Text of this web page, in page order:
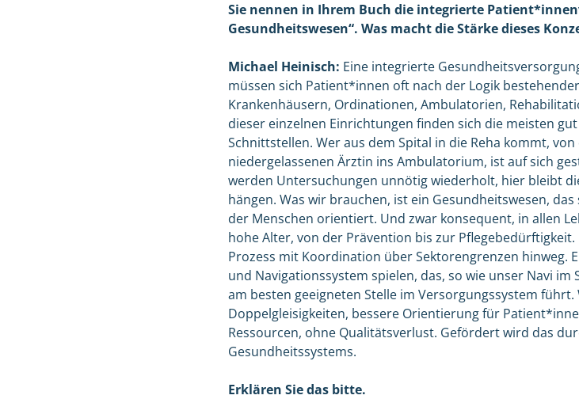
Sie nennen in Ihrem Buch die integrierte
Gesundheitswesen“. Was macht die Stärke dieses
Michael Heinisch: Eine integrierte
müssen sich Patient*innen oft nach der Logik
Krankenhäusern, Ordinationen, Ambulatorien,
dieser einzelnen Einrichtungen finden sich die meisten
Schnittstellen. Wer aus dem Spital in die Reha kommt,
niedergelassenen Ärztin ins Ambulatorium, ist auf sich
werden Untersuchungen unnötig wiederholt, hier bleibt
hängen. Was wir brauchen, ist ein Gesundheitswesen,
der Menschen orientiert. Und zwar konsequent, in allen
hohe Alter, von der Prävention bis zur
Prozess mit Koordination über Sektorengrenzen hinweg.
und Navigationssystem spielen, das, so wie unser Navi
am besten geeigneten Stelle im Versorgungssystem
Doppelgleisigkeiten, bessere Orientierung für
Ressourcen, ohne Qualitätsverlust. Gefördert wird das
Gesundheitssystems.
Erklären Sie das bitte.